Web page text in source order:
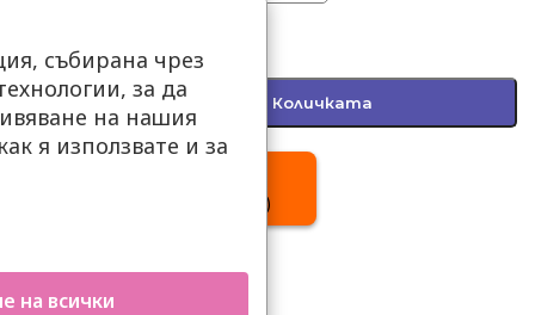
- +
Добавяне В Количката
13 x €5.41 (13 x 10.58 BGN)
събирана чрез
за да
на нашия
я използвате и за
на всички